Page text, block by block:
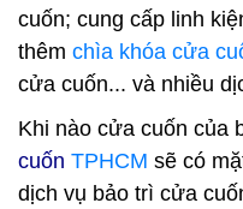
cuốn; cung cấp linh
thêm chìa khóa cửa
cửa cuốn... và nhiều
Khi nào cửa cuốn của
cuốn TPHCM sẽ có
dịch vụ bảo trì cửa